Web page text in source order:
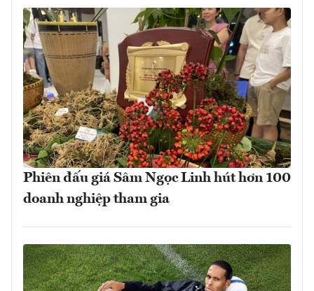
Phiên đấu giá Sâm Ngọc Linh hút hơn 100
doanh nghiệp tham gia